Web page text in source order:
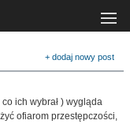
+ dodaj nowy post
ich wybrał ) wygląda
ofiarom przestępczości,